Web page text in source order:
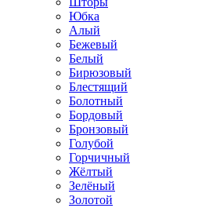
Юбка
Алый
Бежевый
Белый
Бирюзовый
Блестящий
Болотный
Бордовый
Бронзовый
Голубой
Горчичный
Жёлтый
Зелёный
Золотой